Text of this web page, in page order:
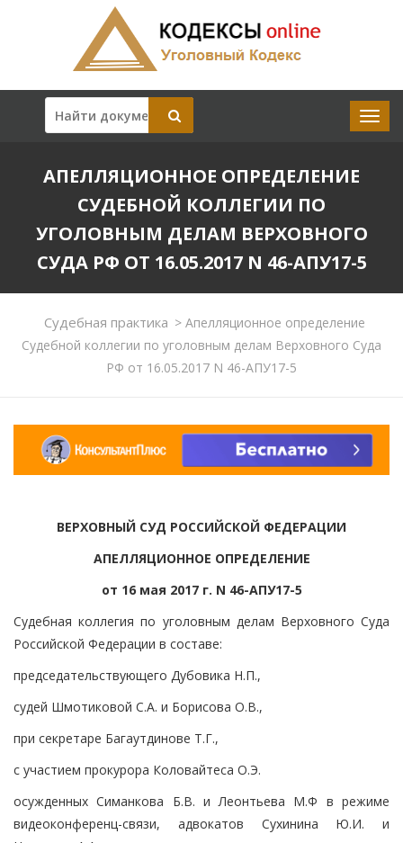
АПЕЛЛЯЦИОННОЕ ОПРЕДЕЛЕНИЕ
СУДЕБНОЙ КОЛЛЕГИИ ПО
УГОЛОВНЫМ ДЕЛАМ ВЕРХОВНОГО
СУДА РФ ОТ 16.05.2017 N 46-АПУ17-5
Судебная практика > Апелляционное определение
Судебной коллегии по уголовным делам Верховного Суда
РФ от 16.05.2017 N 46-АПУ17-5
ВЕРХОВНЫЙ СУД РОССИЙСКОЙ ФЕДЕРАЦИИ
АПЕЛЛЯЦИОННОЕ ОПРЕДЕЛЕНИЕ
от 16 мая 2017 г. N 46-АПУ17-5
Судебная коллегия по уголовным делам Верховного Суда
Российской Федерации в составе:
председательствующего Дубовика Н.П.,
судей Шмотиковой С.А. и Борисова О.В.,
при секретаре Багаутдинове Т.Г.,
с участием прокурора Коловайтеса О.Э.
осужденных Симанкова Б.В. и Леонтьева М.Ф в режиме
видеоконференц-связи, адвокатов Сухинина Ю.И. и